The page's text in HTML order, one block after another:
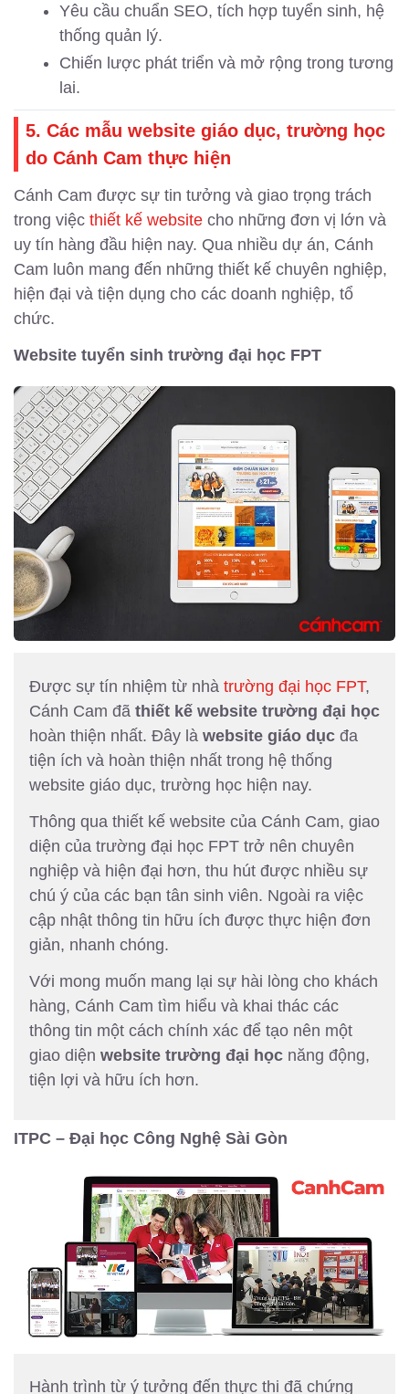
Yêu cầu chuẩn SEO, tích hợp tuyển sinh, hệ
thống quản lý.
Chiến lược phát triển và mở rộng trong tương
lai.
5. Các mẫu website giáo dục, trường học
do Cánh Cam thực hiện
Cánh Cam được sự tin tưởng và giao trọng trách
trong việc thiết kế website cho những đơn vị lớn và
uy tín hàng đầu hiện nay. Qua nhiều dự án, Cánh
Cam luôn mang đến những thiết kế chuyên nghiệp,
hiện đại và tiện dụng cho các doanh nghiệp, tổ
chức.
Website tuyển sinh trường đại học FPT
Được sự tín nhiệm từ nhà trường đại học FPT,
Cánh Cam đã thiết kế website trường đại học
hoàn thiện nhất. Đây là website giáo dụcđa
tiện ích và hoàn thiện nhất trong hệ thống
website giáo dục, trường học hiện nay.
Thông qua thiết kế website của Cánh Cam, giao
diện của trường đại học FPT trở nên chuyên
nghiệp và hiện đại hơn, thu hút được nhiều sự
chú ý của các bạn tân sinh viên. Ngoài ra việc
cập nhật thông tin hữu ích được thực hiện đơn
giản, nhanh chóng.
Với mong muốn mang lại sự hài lòng cho khách
hàng, Cánh Cam tìm hiểu và khai thác các
thông tin một cách chính xác để tạo nên một
giao diện website trường đại họcnăng động,
tiện lợi và hữu ích hơn.
ITPC – Đại học Công Nghệ Sài Gòn
Hành trình từ ý tưởng đến thực thi đã chứng